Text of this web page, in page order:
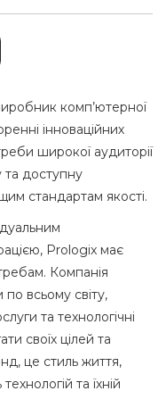
комп’ютерної
інноваційних
широкої аудиторії
та доступну
стандартам якості.
Prologix має
Компанія
всьому світу,
та технологічні
своїх цілей та
це стиль життя,
та їхній